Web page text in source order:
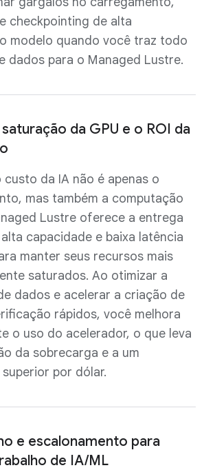
checkpointing de alta
modelo quando você traz todo
dados para o Managed Lustre.
da GPU e o ROI da
da IA não é apenas o
mas também a computação
Lustre oferece a entrega
capacidade e baixa latência
manter seus recursos mais
saturados. Ao otimizar a
dados e acelerar a criação de
rápidos, você melhora
o uso do acelerador, o que leva
da sobrecarga e a um
por dólar.
e escalonamento para
de IA/ML